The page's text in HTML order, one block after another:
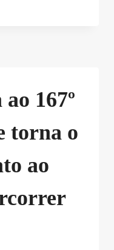
167º
torna o
ao